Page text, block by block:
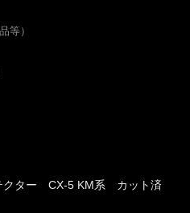
等）
クター CX-5 KM系 カット済